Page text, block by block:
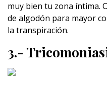
muy bien tu zona íntima.
de algodón para mayor
la transpiración.
3.-